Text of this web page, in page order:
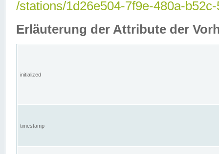
/stations/1d26e504-7f9e-480a-
Erläuterung der Attribute der
initialized
timestamp